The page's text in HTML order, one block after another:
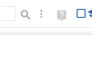
Búsqueda avanzada
Ayuda
(en